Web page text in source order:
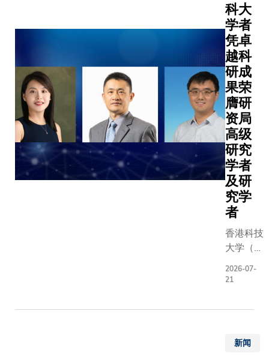
科大
学者
凭卓
越科
研成
果荣
膺研
资局
高级
研究
学者
及研
究学
者
香港科技
大学（科
究资助局
年度「高
2026-07-
21
新闻